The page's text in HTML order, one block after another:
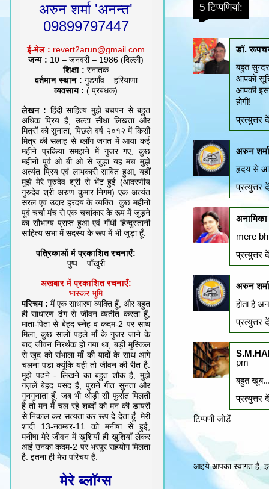
5 टिप्‍पणियां:
डॉ.
बहुत
आपको
आपकी इस
होगी!
प्रत्‍युत्तर दें
अरुन शर्मा
हृदय से
प्रत्‍युत्तर दें
mere
प्रत्‍युत्तर दें
अरुन शर्मा
होता है
प्रत्‍युत्तर दें
pm
बहुत
प्रत्‍युत्तर दें
टिप्पणी जोड़ें
आइये आपका स्वागत है,
अरुन शर्मा 'अनन्त'
09899797447
ई-मेल : revert2arun@gmail.com
जन्म : 10 – जनवरी – 1986 (दिल्ली)
शिक्षा : स्नातक
वर्तमान स्थान : गुडगाँव – हरियाणा
व्यवसाय : ( प्रबंधक)
लेखन : हिंदी साहित्य मुझे बचपन से बहुत
अधिक प्रिय है, उल्टा सीधा लिखता और
मित्रों को सुनाता, पिछले वर्ष २०१२ में किसी
मित्र की सलाह से ब्लॉग जगत में आया कई
महीने प्रकिया समझने में गुजर गए, कुछ
महीनो पूर्व ओ बी ओ से जुड़ा यह मंच मुझे
अत्यंत प्रिय एवं लाभकारी साबित हुआ, यहीं
मुझे मेरे गुरुदेव श्री से भेंट हुई (आदरणीय
गुरुदेव श्री अरुण कुमार निगम) एक अत्यंत
सरल एवं उदार ह्रदय के व्यक्ति. कुछ महीनो
पूर्व चर्चा मंच से एक चर्चाकार के रूप में जुड़ने
का सौभाग्य प्राप्त हुआ एवं गाँधी हिन्दुस्तानी
साहित्य सभा में सदस्य के रूप में भी जुड़ा हूँ.
पत्रिकाओं में प्रकाशित रचनाएँ:
पुष्प – पाँखुरी
अख़बार में प्रकाशित रचनाएँ:
भास्कर भूमि
परिचय : मैं एक साधारण व्यक्ति हूँ, और बहुत
ही साधारण ढंग से जीवन व्यतीत करता हूँ,
माता-पिता से बेहद स्नेह व कदम-2 पर साथ
मिला, कुछ सालों पहले माँ के गुजर जाने के
बाद जीवन निरर्थक हो गया था, बड़ी मुस्किल
से खुद को संभाला माँ की यादों के साथ आगे
चलना पड़ा क्यूंकि यही तो जीवन की रीत है.
मुझे पढने - लिखने का बहुत शौक है, मुझे
गज़लें बेहद पसंद हैं, पुराने गीत सुनता और
गुनगुनाता हूँ. जब भी थोड़ी सी फुर्सत मिलती
है तो मन में चल रहे शब्दों को मन की डायरी
से निकाल कर सत्यता कर रूप दे देता हूँ. मेरी
शादी 13-नवम्बर-11 को मनीषा से हुई,
मनीषा मेरे जीवन में खुशियाँ ही खुशियाँ लेकर
आईं उनका कदम-2 पर भरपूर सहयोग मिलता
है. इतना ही मेरा परिचय है.
मेरे ब्लॉग्स